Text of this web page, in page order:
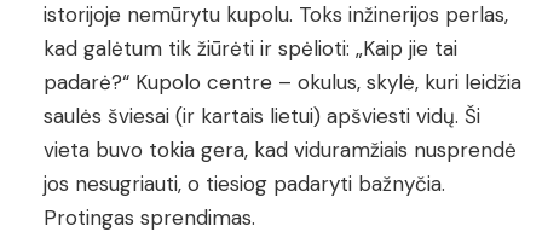
istorijoje nemūrytu kupolu. Toks inžinerijos perlas,
kad galėtum tik žiūrėti ir spėlioti: „Kaip jie tai
padarė?“ Kupolo centre – okulus, skylė, kuri leidžia
saulės šviesai (ir kartais lietui) apšviesti vidų. Ši
vieta buvo tokia gera, kad viduramžiais nusprendė
jos nesugriauti, o tiesiog padaryti bažnyčia.
Protingas sprendimas.